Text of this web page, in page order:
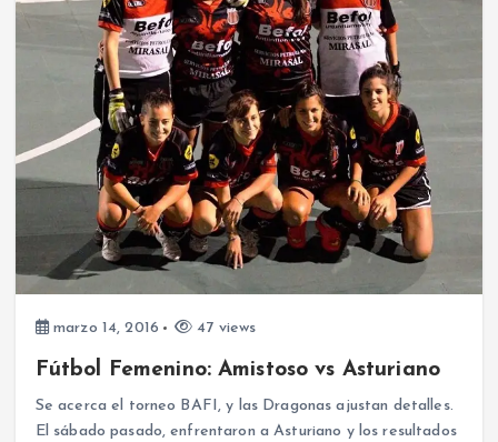
marzo 14, 2016 47 views
Fútbol Femenino: Amistoso vs Asturiano
Se acerca el torneo BAFI, y las Dragonas ajustan detalles.
El sábado pasado, enfrentaron a Asturiano y los resultados